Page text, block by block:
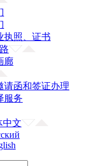
执照、证书
廊
请函和签证办理
服务
中文